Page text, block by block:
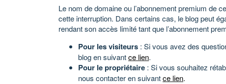
Le nom de domaine ou l’abonnement premium de
cette interruption. Dans certains cas, le blog peut
rendant son accès limité tant que l’abonnement
Pour les visiteurs : Si vous avez des
blog en suivantce lien.
Pour le propriétaire : Si vous souhaitez
nous contacter en suivantce lien.